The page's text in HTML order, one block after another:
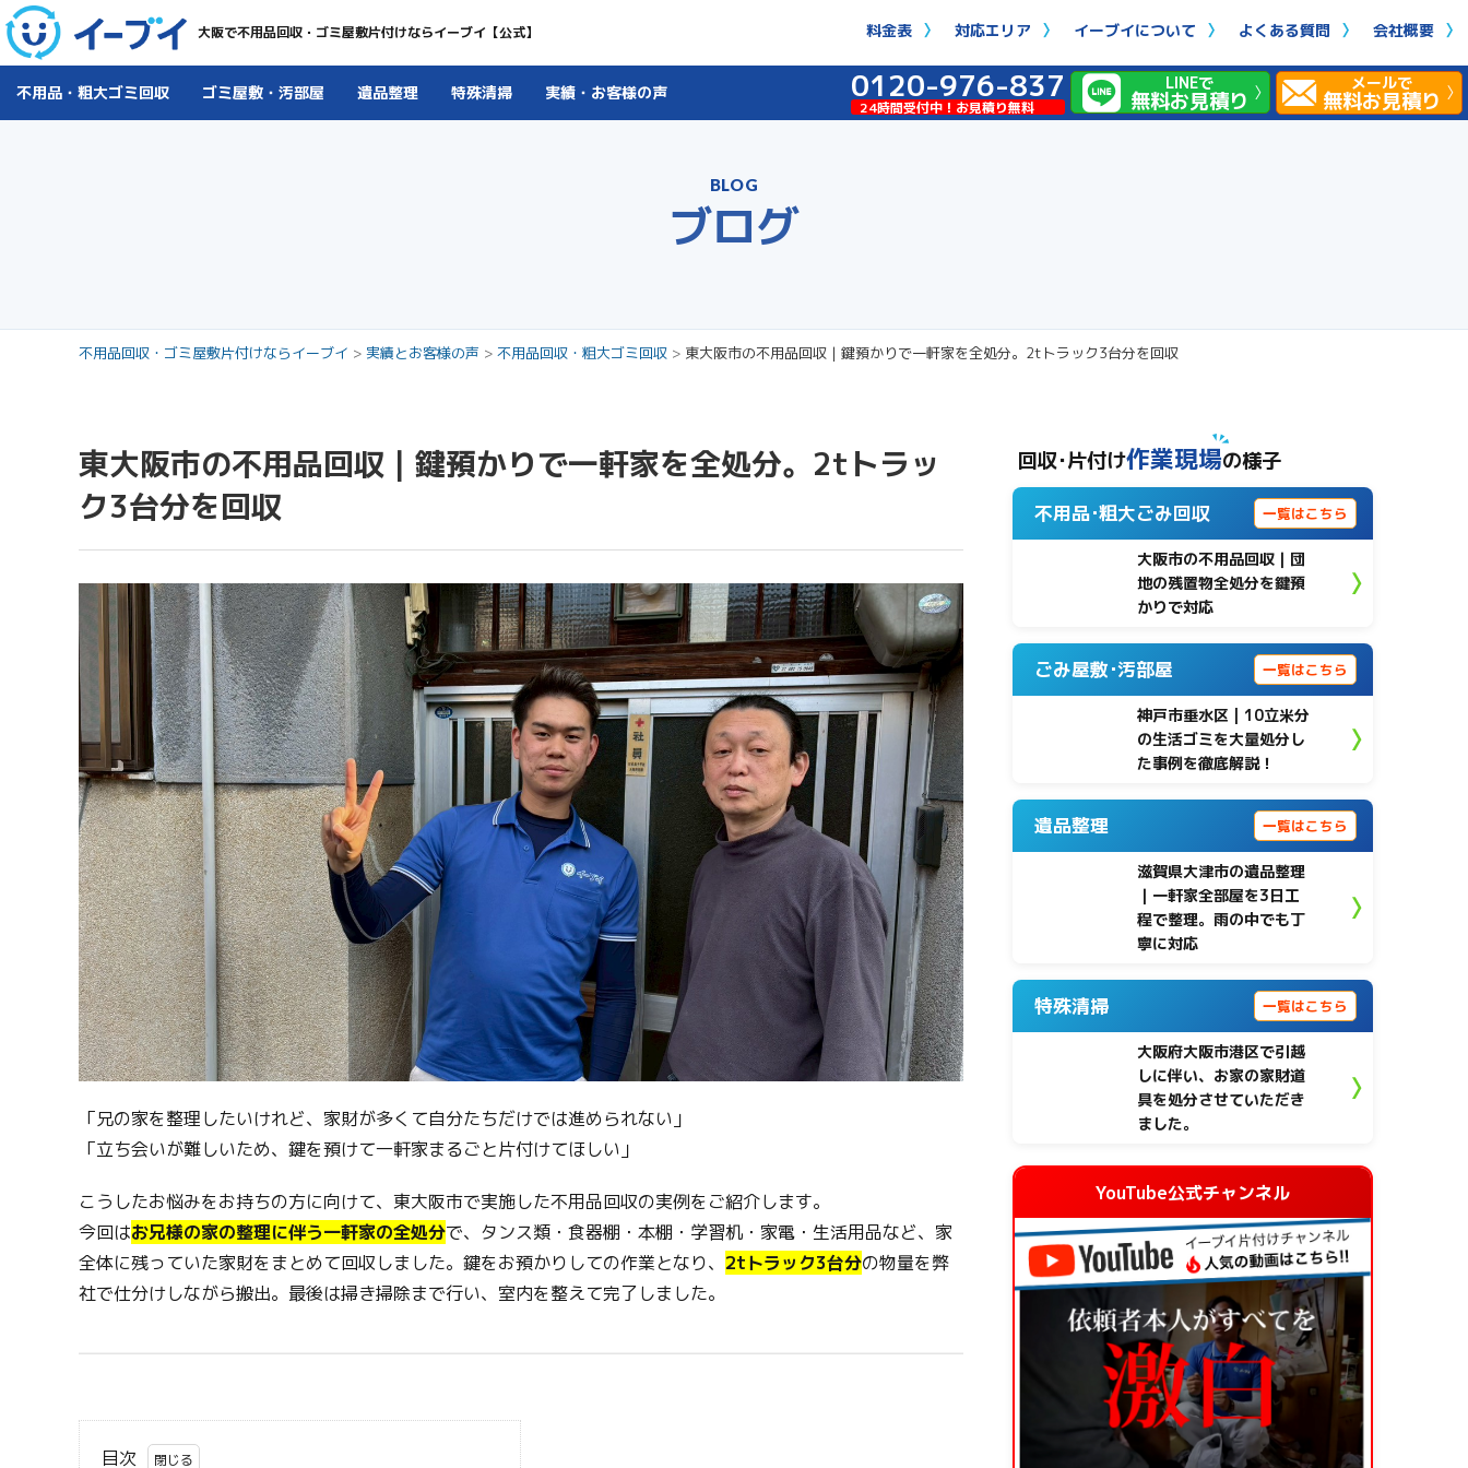
大阪で不用品回収・ゴミ屋敷片付けならイーブイ【公式】 料金表 対応エリア イーブイについて よくある質問 会社概要
不用品・粗大ゴミ回収 ゴミ屋敷・汚部屋 遺品整理 特殊清掃 実績・お客様の声 0120-976-837
24時間受付中！お見積り無料
LINEで
無料お見積り
メールで
無料お見積り
BLOG
ブログ
不用品回収・ゴミ屋敷片付けならイーブイ > 実績とお客様の声 > 不用品回収・粗大ゴミ回収 > 東大阪市の不用品回収｜鍵預かりで一軒家を全処分。2tトラック3台分を回収
東大阪市の不用品回収｜鍵預かりで一軒家を全処分。2tトラッ
ク3台分を回収
「兄の家を整理したいけれど、家財が多くて自分たちだけでは進められない」
「立ち会いが難しいため、鍵を預けて一軒家まるごと片付けてほしい」
こうしたお悩みをお持ちの方に向けて、東大阪市で実施した不用品回収の実例をご紹介します。
今回はお兄様の家の整理に伴う一軒家の全処分で、タンス類・食器棚・本棚・学習机・家電・生活用品など、家
全体に残っていた家財をまとめて回収しました。鍵をお預かりしての作業となり、 2tトラック3台分の物量を弊
社で仕分けしながら搬出。最後は掃き掃除まで行い、室内を整えて完了しました。
目次
回収･片付け作業現場の様子
不用品･粗大ごみ回収 一覧はこちら
大阪市の不用品回収｜団
地の残置物全処分を鍵預
かりで対応
ごみ屋敷･汚部屋 一覧はこちら
神戸市垂水区 | 10立米分
の生活ゴミを大量処分し
た事例を徹底解説！
遺品整理 一覧はこちら
滋賀県大津市の遺品整理
｜一軒家全部屋を3日工
程で整理。雨の中でも丁
寧に対応
特殊清掃 一覧はこちら
大阪府大阪市港区で引越
しに伴い、お家の家財道
具を処分させていただき
ました。
YouTube公式チャンネル